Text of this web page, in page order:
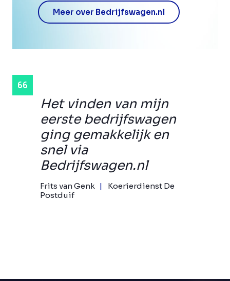
Het vinden van mijn
eerste bedrijfswagen
ging gemakkelijk en
snel via
Bedrijfswagen.nl
Frits van Genk
Koerierdienst De
Postduif
Meer over Bedrijfswagen.nl